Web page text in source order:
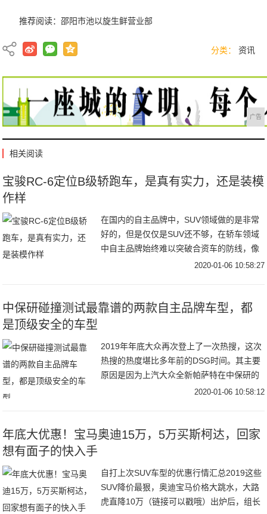
推荐阅读：邵阳市池以旋生鲜营业部
分类： 资讯
广告
相关阅读
宝骏RC-6定位B级轿跑车，是真有实力，还是装模
作样
在国内的自主品牌中，SUV领域做的是非常
好的，但是仅仅是SUV还不够，在轿车领域
中自主品牌始终难以突破合资车的防线，像
吉利、奇瑞、长安等品牌虽然在轿车领域做
2020-01-06 10:58:27
中保研碰撞测试最靠谱的两款自主品牌车型，都
是顶级安全的车型
2019年年底大众再次登上了一次热搜，这次
热搜的热度堪比多年前的DSG时间。其主要
原因是因为上汽大众全新帕萨特在中保研的
25%正片偏执碰撞测试当中刷新了中保研历
2020-01-06 10:58:12
年底大优惠！宝马奥迪15万，5万买斯柯达，回家
想有面子的快入手
自打上次SUV车型的优惠行情汇总2019这些
SUV降价最狠，奥迪宝马价格大跳水，大路
虎直降10万（链接可以戳哦）出炉后，组长